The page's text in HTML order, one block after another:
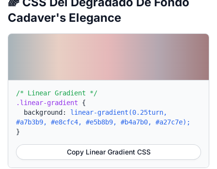
Cadaver's Elegance
/* Linear Gradient */
.linear-gradient {
background: linear-gradient(0.25turn,
#a7b3b9, #e8cfc4, #e5b8b9, #b4a7b0, #a27c7e);
}
Copy Linear Gradient CSS